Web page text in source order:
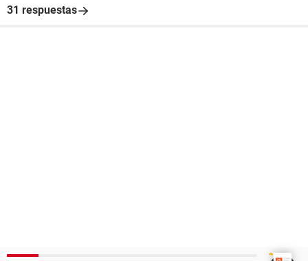
31 respuestas